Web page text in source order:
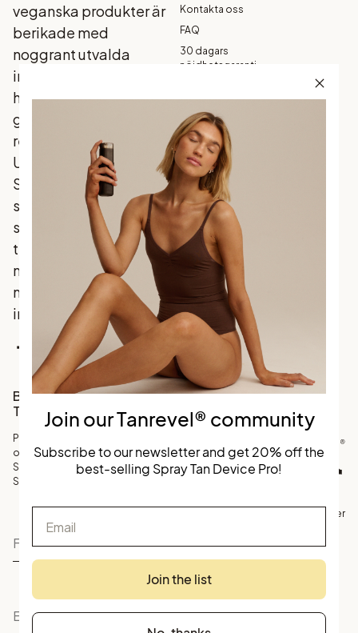
veganska produkter är
berikade med
noggrant utvalda
ingredienser som din
hud älskar, och som
ger ett naturligt
resultat - varje gång.
Upptäck
Skandinaviens mest
sålda brun utan sol
som förenar
traditionella favoriter
med
marknadsledande
innovation.
Facebook
Instagram
TikTok
Kontakta oss
FAQ
30 dagars
nöjdhetsgaranti
Betalning
Frakt och
leverans
Returer och
byten
Integritetspolicy
Bli en del av vårt
Tanrevel® community
Prenumerera på vårt nyhetsbrev
och få 20% rabatt på
Skandinaviens bästsäljande
Spray Tan Device.
Personuppgifter
Join our Tanrevel® community
Subscribe to our newsletter and get 20% off the
best-selling Spray Tan Device Pro!
Join the list